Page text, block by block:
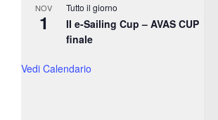
NOV
1
Tutto il giorno
II e-Sailing Cup – AVAS CUP
finale
Vedi Calendario